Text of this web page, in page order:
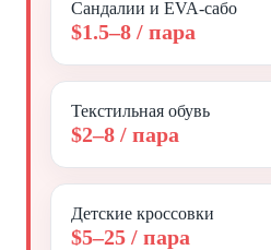
Сандалии и EVA-сабо
$1.5–8 / пара
Текстильная обувь
$2–8 / пара
Детские кроссовки
$5–25 / пара